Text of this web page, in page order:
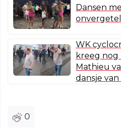
Dansen
WK
kreeg nog
Mathieu
dansje van
0